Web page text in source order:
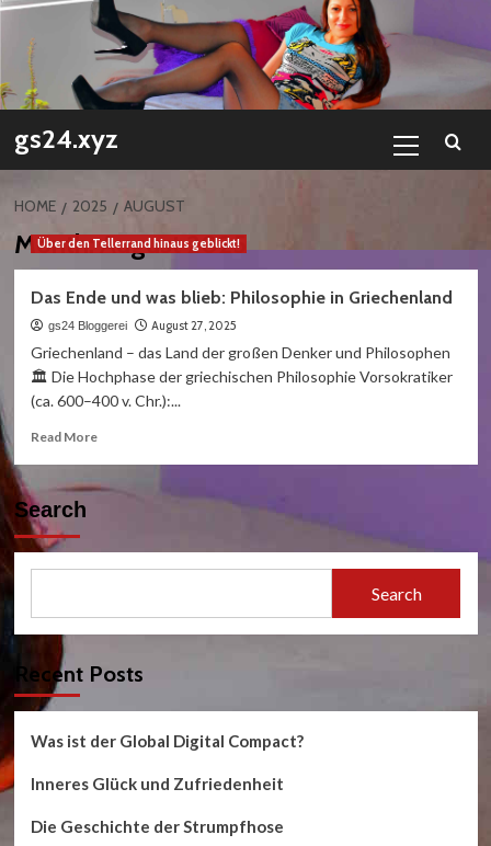
Skip
content
gs24.xyz
Menu
HOME 2025 AUGUST
Month:August 2025
Über den Tellerrand hinaus geblickt!
Das Ende und was blieb: Philosophie in Griechenland
gs24 Bloggerei August 27, 2025
Griechenland – das Land der großen Denker und Philosophen
🏛️ Die Hochphase der griechischen Philosophie Vorsokratiker
(ca. 600–400 v. Chr.):...
Read MoreRead
Das
in
Search
Search
Recent Posts
Was ist der Global Digital Compact?
Inneres Glück und Zufriedenheit
Die Geschichte der Strumpfhose